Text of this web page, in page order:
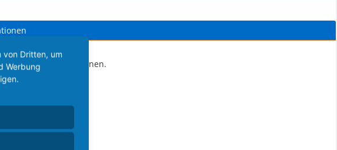
werden können.
von Dritten, um
Werbung